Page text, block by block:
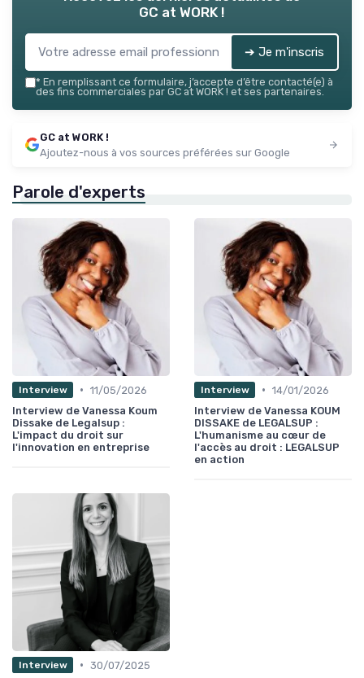
GC at WORK !
➔ Je m'inscris
* En remplissant ce formulaire, j’accepte d’être contacté(e) à
des fins commerciales par GC at WORK ! et ses partenaires.
GC at WORK !
Ajoutez-nous à vos sources préférées sur Google
Parole d'experts
Interview • 11/05/2026
Interview de Vanessa Koum
Dissake de Legalsup :
L'impact du droit sur
l'innovation en entreprise
Interview • 14/01/2026
Interview de Vanessa KOUM
DISSAKE de LEGALSUP :
L'humanisme au cœur de
l'accès au droit : LEGALSUP
en action
Interview • 30/07/2025